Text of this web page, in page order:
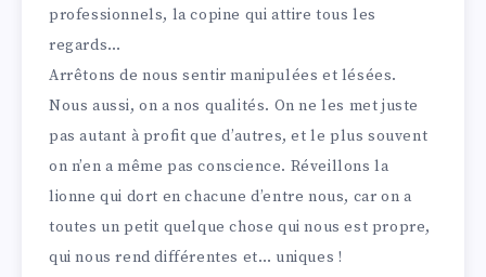
professionnels, la copine qui attire tous les
regards…
Arrêtons de nous sentir manipulées et lésées.
Nous aussi, on a nos qualités. On ne les met juste
pas autant à profit que d’autres, et le plus souvent
on n’en a même pas conscience. Réveillons la
lionne qui dort en chacune d’entre nous, car on a
toutes un petit quelque chose qui nous est propre,
qui nous rend différentes et… uniques !